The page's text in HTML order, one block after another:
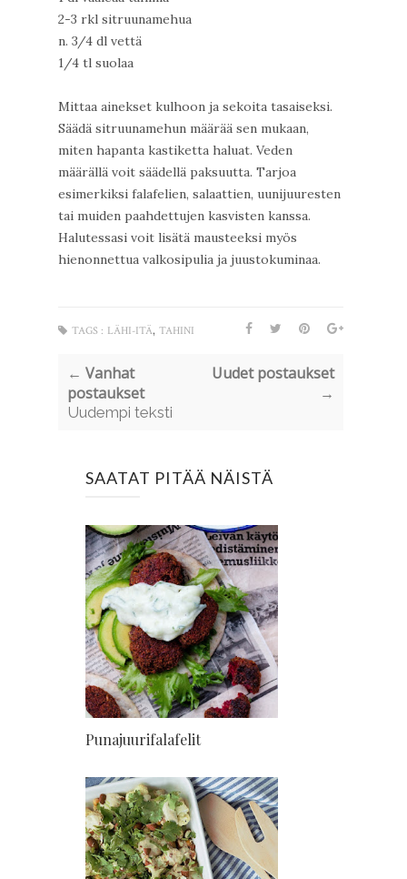
2-3 rkl sitruunamehua
n. 3/4 dl vettä
1/4 tl suolaa
Mittaa ainekset kulhoon ja sekoita tasaiseksi.
Säädä sitruunamehun määrää sen mukaan,
miten hapanta kastiketta haluat. Veden
määrällä voit säädellä paksuutta. Tarjoa
esimerkiksi falafelien, salaattien, uunijuuresten
tai muiden paahdettujen kasvisten kanssa.
Halutessasi voit lisätä mausteeksi myös
hienonnettua valkosipulia ja juustokuminaa.
TAGS : LÄHI-ITÄ, TAHINI
← Vanhat
postaukset
Uudempi teksti
Uudet postaukset
→
SAATAT PITÄÄ NÄISTÄ
Punajuurifalafelit